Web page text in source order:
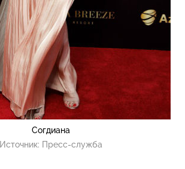
Согдиана
Источник: Пресс-служба